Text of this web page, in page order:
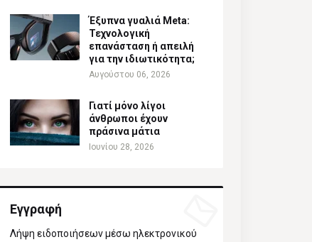
Έξυπνα γυαλιά Meta:
Τεχνολογική
επανάσταση ή απειλή
για την ιδιωτικότητα;
Αυγούστου 06, 2026
Γιατί μόνο λίγοι
άνθρωποι έχουν
πράσινα μάτια
Ιουνίου 28, 2026
Εγγραφή
Λήψη ειδοποιήσεων μέσω ηλεκτρονικού